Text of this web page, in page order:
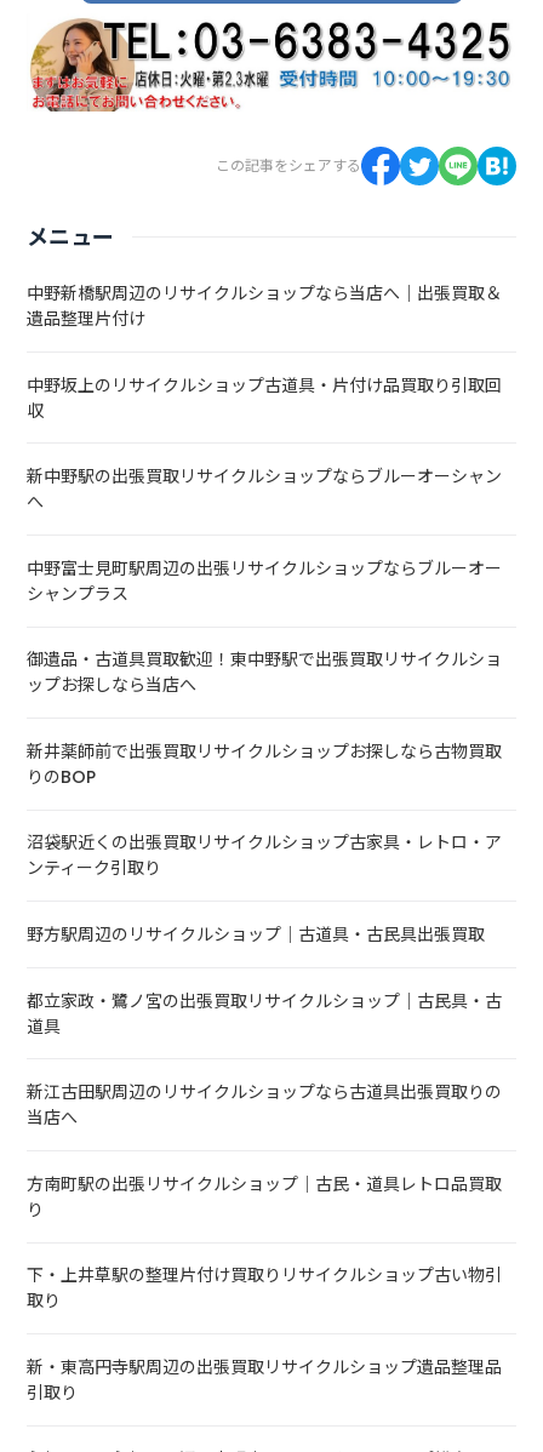
この記事をシェアする
メニュー
中野新橋駅周辺のリサイクルショップなら当店へ｜出張買取＆
遺品整理片付け
中野坂上のリサイクルショップ古道具・片付け品買取り引取回
収
新中野駅の出張買取リサイクルショップならブルーオーシャン
へ
中野富士見町駅周辺の出張リサイクルショップならブルーオー
シャンプラス
御遺品・古道具買取歓迎！東中野駅で出張買取リサイクルショ
ップお探しなら当店へ
新井薬師前で出張買取リサイクルショップお探しなら古物買取
りのBOP
沼袋駅近くの出張買取リサイクルショップ古家具・レトロ・ア
ンティーク引取り
野方駅周辺のリサイクルショップ｜古道具・古民具出張買取
都立家政・鷺ノ宮の出張買取リサイクルショップ｜古民具・古
道具
新江古田駅周辺のリサイクルショップなら古道具出張買取りの
当店へ
方南町駅の出張リサイクルショップ｜古民・道具レトロ品買取
り
下・上井草駅の整理片付け買取りリサイクルショップ古い物引
取り
新・東高円寺駅周辺の出張買取リサイクルショップ遺品整理品
引取り